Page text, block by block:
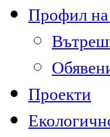
Профил на
Проекти